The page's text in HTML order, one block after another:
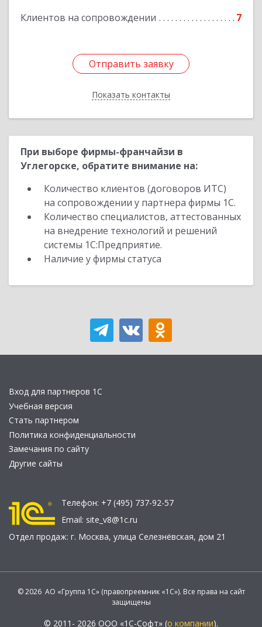
Клиентов на сопровождении 7
Отправить заявку
Показать контакты
Отправить заявку
Назад
При выборе фирмы-франчайзи в
Углегорске, обратите внимание на:
Количество клиентов (договоров ИТС)
на сопровождении у партнера фирмы 1С.
Количество специалистов, аттестованных
на внедрение технологий и решений
системы 1С:Предприятие.
Наличие у фирмы статуса
Вход для партнеров 1С
Учебная версия
Стать партнером
Политика конфиденциальности
Замечания по сайту
Другие сайты
Телефон: +7 (495) 737-92-57
Email: site_v8@1c.ru
Отдел продаж: г. Москва, улица Селезнёвская, дом 21
© 2026 АО «Группа 1С» (правопреемник «1С»). Все права на сайт
защищены
© 2011- 2026 ООО «1С-Софт» (о компании).